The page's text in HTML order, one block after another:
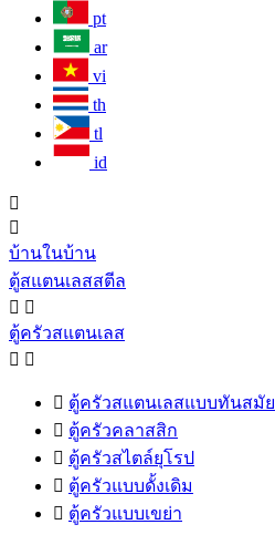
pt
ar
vi
th
tl
id


บ้านในบ้าน
ตู้สแตนเลสสตีล
 
ตู้ครัวสแตนเลส
 
 ตู้ครัวสแตนเลสแบบทันสมัย
 ตู้ครัวคลาสสิก
 ตู้ครัวสไตล์ยุโรป
 ตู้ครัวแบบดั้งเดิม
 ตู้ครัวแบบเขย่า